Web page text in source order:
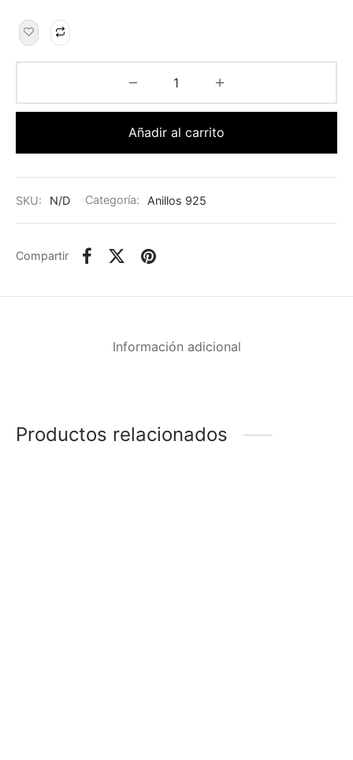
Añadir al carrito
SKU: N/D Categoría: Anillos 925
Compartir
Información adicional
Productos relacionados